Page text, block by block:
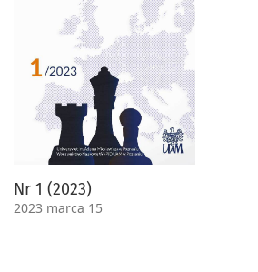
Nr 1 (2023)
2023 marca 15